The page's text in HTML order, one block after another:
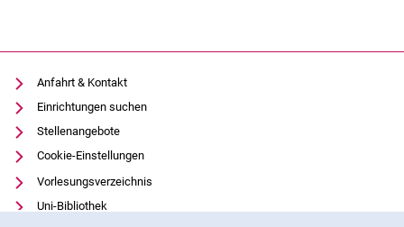
Anfahrt & Kontakt
Einrichtungen suchen
Stellenangebote
Cookie-Einstellungen
Vorlesungsverzeichnis
Uni-Bibliothek